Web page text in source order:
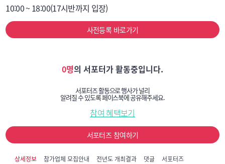
10:00 ~ 18:00(17시반까지 입장)
사전등록 바로가기
0명의 서포터가 활동중입니다.
서포터즈 활동으로 행사가 널리
알려질 수 있도록 페이스북에 공유해주세요.
참여 혜택보기
서포터즈 참여하기
상세정보 참가업체 모집안내 전년도 개최결과 댓글 서포터즈